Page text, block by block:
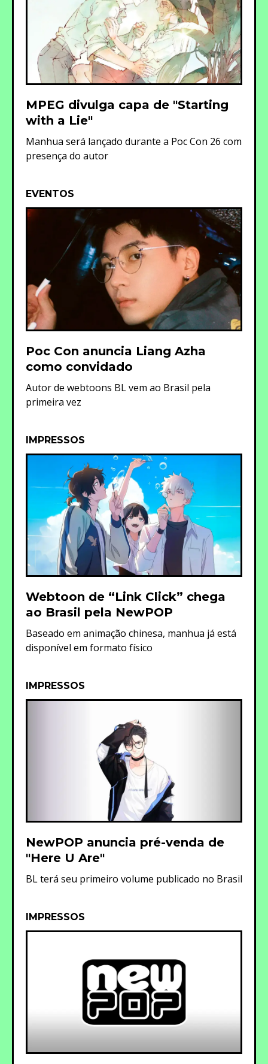
MPEG divulga capa de "Starting
with a Lie"
Manhua será lançado durante a Poc Con 26 com
presença do autor
EVENTOS
Poc Con anuncia Liang Azha
como convidado
Autor de webtoons BL vem ao Brasil pela
primeira vez
IMPRESSOS
Webtoon de “Link Click” chega
ao Brasil pela NewPOP
Baseado em animação chinesa, manhua já está
disponível em formato físico
IMPRESSOS
NewPOP anuncia pré-venda de
"Here U Are"
BL terá seu primeiro volume publicado no Brasil
IMPRESSOS